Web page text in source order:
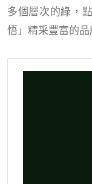
多個層次的綠，
悟」精采豐富的品